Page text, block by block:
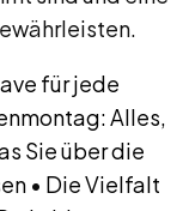
für jede
Alles,
Sie über die
• Die Vielfalt